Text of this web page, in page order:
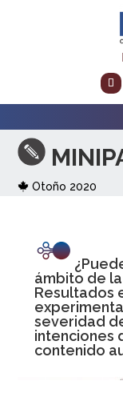
MI
Otoño 2020
ámbito de
Resultados
severidad
intenciones
contenido